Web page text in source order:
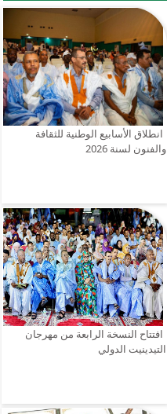
انطلاق الأسابيع الوطنية للثقافة
والفنون لسنة 2026
افتتاح النسخة الرابعة من مهرجان
التيدينيت الدولي